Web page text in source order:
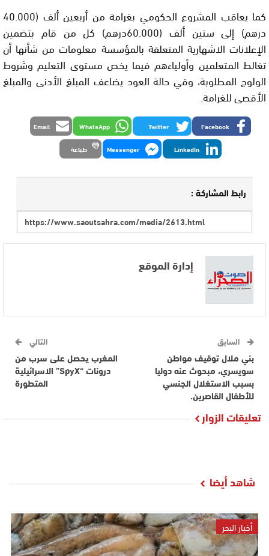
كما يعاقب المشروع الحكومي بغرامة من أربعين ألف (40.000
درهم) إلى ستين ألف (60.000درهم) كل من قام بتضمين
الإعلانات الاشهارية المتعلقة بالمؤسسة معلومات من شأنها أن
تغالط المتعلمين وأولياءهم فيما يخص مستوى التعليم وشروط
الولوج المطلوبة، وفي حالة العود يضاعف المبلغ الأدنى والمبلغ
الأقصى للغرامة.
Facebook
Twitter
WhatsApp
Email
LinkedIn
Messenger طباعة
رابط المشاركة :
إدارة الموقع
السابق
بني ملال توقيف مواطن
سويسري، مبحوث عنه دوليا
بسبب الاستغلال الجنسي
للأطفال القاصرين.
التالي
المغرب يحصل على سرب من
درونات “SpyX” الاسرائيلية
المتطورة
تعليقات الزوار
شاهد أيضا
أخبار البحر